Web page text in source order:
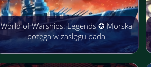
World of Warships: Legends ✪ Morska
potęga w zasięgu pada